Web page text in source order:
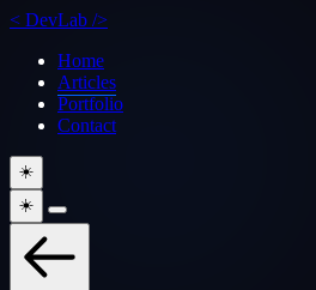
< DevLab />
Home
Articles
Portfolio
Contact
☀️
☀️